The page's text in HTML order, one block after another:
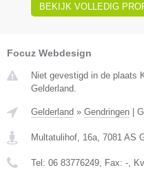
BEKIJK VOLLEDIG
Focuz Webdesign
Niet gevestigd in de plaats
Gelderland.
Gelderland » Gendringen |
Multatulihof, 16a 7081 AS
Tel: 06 83776249 , Fax: - ,